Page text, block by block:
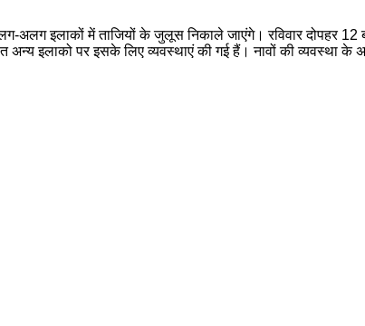
इलाकों में ताजियों के जुलूस निकाले जाएंगे। रविवार दोपहर 12
अन्य इलाको पर इसके लिए व्यवस्थाएं की गई हैं। नावों की व्यवस्था के